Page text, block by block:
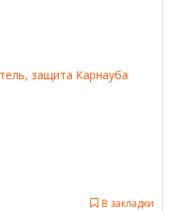
защита Карнауба
В закладки